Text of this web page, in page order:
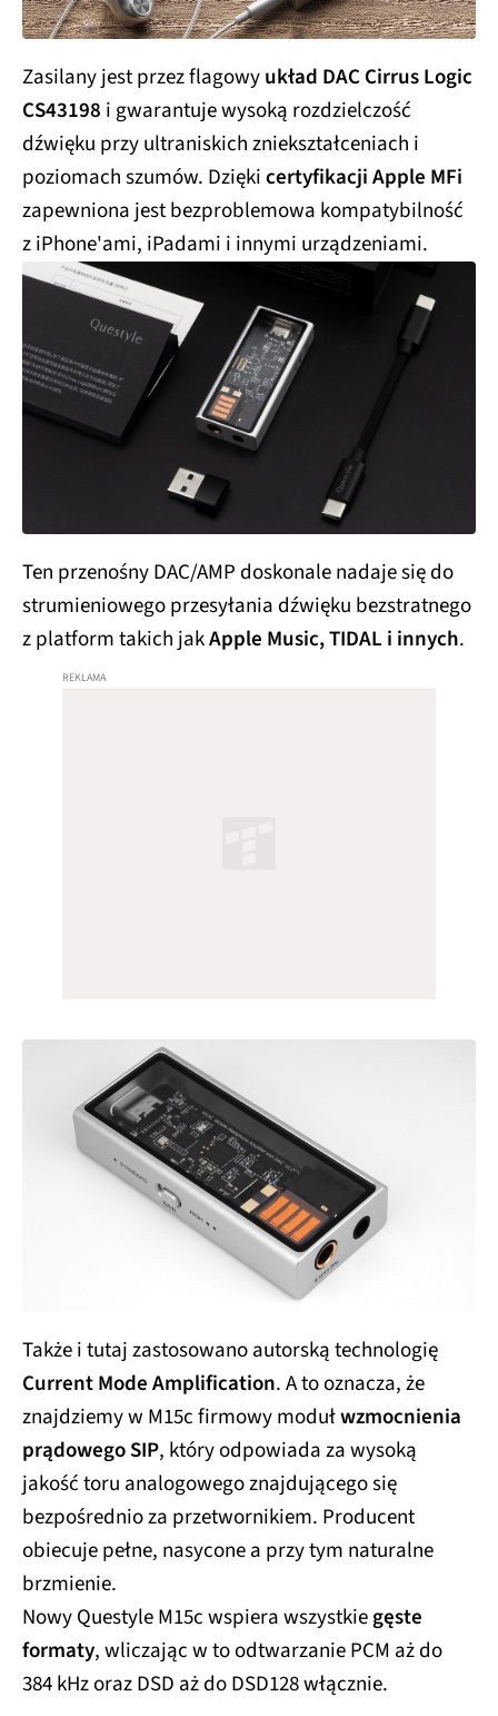
Zasilany jest przez flagowyukład DAC Cirrus Logic
CS43198 i gwarantuje wysoką rozdzielczość
dźwięku przy ultraniskich zniekształceniach i
poziomach szumów. Dziękicertyfikacji Apple MFi
zapewniona jest bezproblemowa kompatybilność
z iPhone'ami, iPadami i innymi urządzeniami.
Ten przenośny DAC/AMP doskonale nadaje się do
strumieniowego przesyłania dźwięku bezstratnego
z platform takich jakApple Music, TIDAL i innych
Także i tutaj zastosowano autorską technologię
Current Mode Amplification . A to oznacza, że
znajdziemy w M15c firmowy modułwzmocnienia
prądowego SIP , który odpowiada za wysoką
jakość toru analogowego znajdującego się
bezpośrednio za przetwornikiem. Producent
obiecuje pełne, nasycone a przy tym naturalne
brzmienie.
Nowy Questyle M15c wspiera wszystkiegęste
formaty , wliczając w to odtwarzanie PCM aż do
384 kHz oraz DSD aż do DSD128 włącznie.